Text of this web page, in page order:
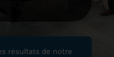
résultats de notre